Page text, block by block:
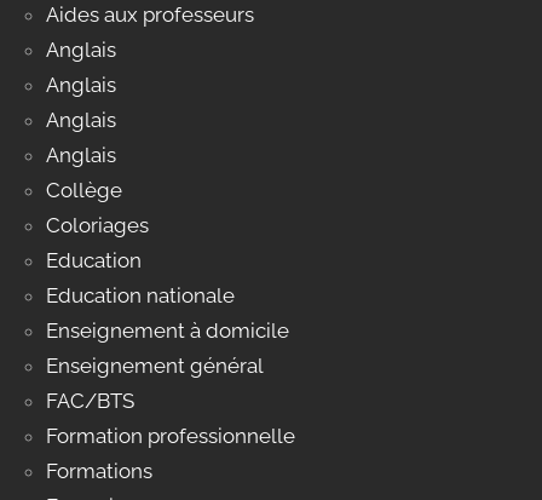
Aides aux professeurs
Anglais
Anglais
Anglais
Anglais
Collège
Coloriages
Education
Education nationale
Enseignement à domicile
Enseignement général
FAC/BTS
Formation professionnelle
Formations